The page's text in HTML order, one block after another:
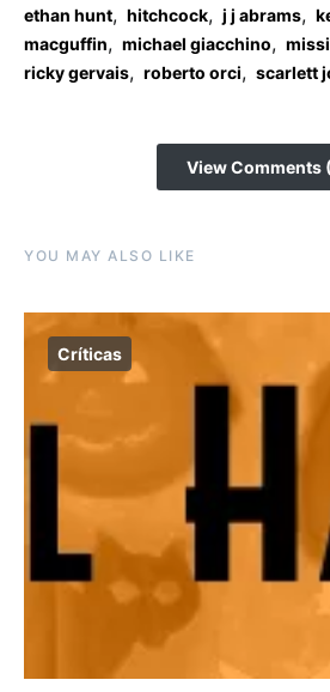
ethan hunt, hitchcock, j j abrams,
macguffin, michael giacchino,
ricky gervais, roberto orci, scarlett
View Comments
YOU MAY ALSO LIKE
Críticas